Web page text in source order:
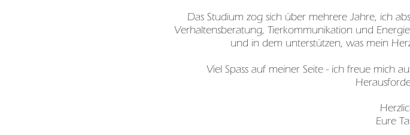
Das Studium zog sich über mehrere Jahre, ich
Verhaltensberatung, Tierkommunikation und
und in dem unterstützen, was mein
Viel Spass auf meiner Seite - ich freue mich
Eure